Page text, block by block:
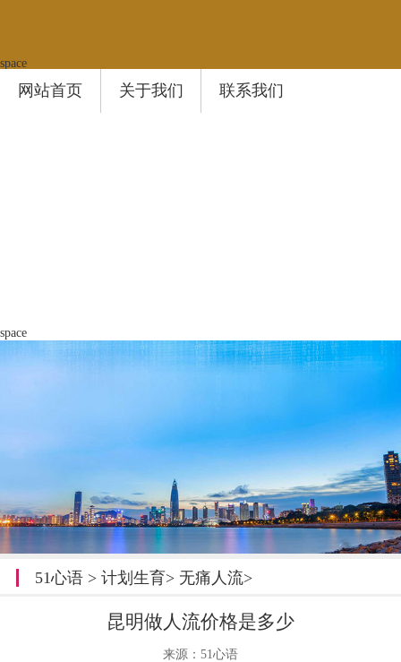
space
网站首页 关于我们 联系我们
space
51心语> 计划生育> 无痛人流>
昆明做人流价格是多少
来源：51心语